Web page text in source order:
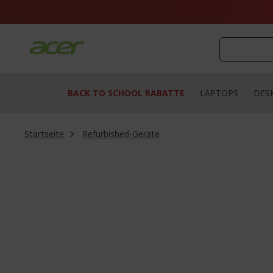
BACK TO SCHOOL RABATTE LAPTOPS
Startseite
Refurbished-Geräte